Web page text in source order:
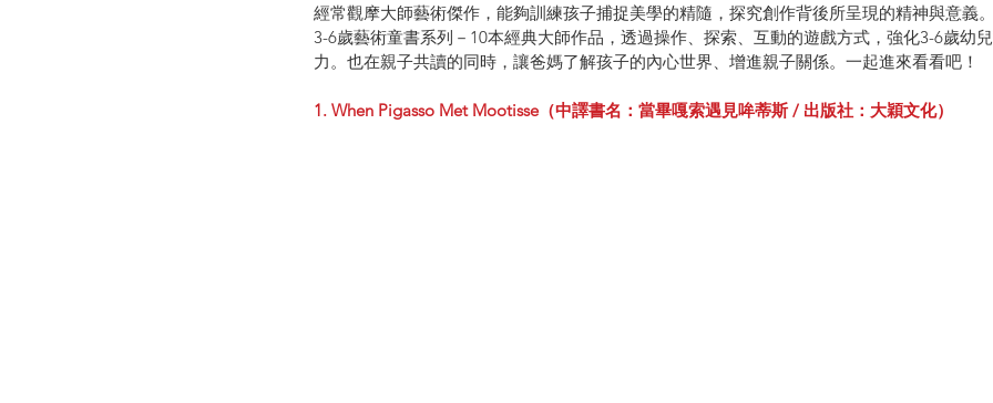
經常觀摩大師藝術傑作，能夠訓練孩子捕捉美學的精隨，探究創作背後所呈現的精神與意義
3-6歲藝術童書系列－10本經典大師作品，透過操作、探索、互動的遊戲方式，強化3-6歲幼
力。也在親子共讀的同時，讓爸媽了解孩子的內心世界、增進親子關係。一起進來看看吧！
1. When Pigasso Met Mootisse（中譯書名：當畢嘎索遇見哞蒂斯 / 出版社：大穎文化）